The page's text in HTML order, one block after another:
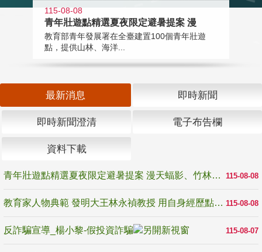
115-08-08
青年壯遊點精選夏夜限定避暑提案 漫
教育部青年發展署在全臺建置100個青年壯遊
點，提供山林、海洋...
最新消息 即時新聞
即時新聞澄清 電子布告欄
資料下載
115-08-08
青年壯遊點精選夏夜限定避暑提案 漫天蝠影、竹林尋蛙、茶香夜觀 邀青年暮色出發
115-08-08
教育家人物典範 發明大王林永禎教授 用自身經歷點亮學生的路
115-08-07
反詐騙宣導_楊小黎-假投資詐騙